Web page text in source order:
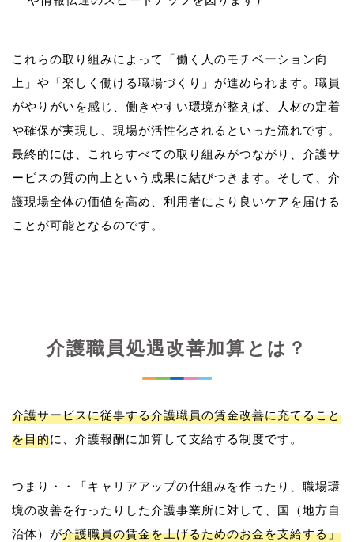
これらの取り組みによって「働く人のモチベーション向
上」や「楽しく働ける職場づくり」が進められます。職員
がやりがいを感じ、働きやすい環境が整えば、人材の定着
や確保が実現し、現場が活性化されるといった流れです。
最終的には、これらすべての取り組みがつながり、介護サ
ービスの質の向上という成果に結びつきます。そして、介
護現場全体の価値を高め、利用者により良いケアを届ける
介護職員処遇改善加算とは？
介護サービスに従事する介護職員の賃金改善に充てること
を目的に、介護報酬に加算して支給する制度です。
つまり・・「キャリアアップの仕組みを作ったり、職場環
境の改善を行ったりした介護事業所に対して、国（地方自
治体）が介護職員の賃金を上げるためのお金を支給する」